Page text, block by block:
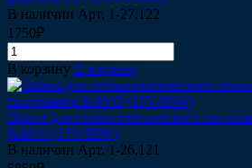
В наличии Арт. 1-27,122
1750₽
В корзину В корзине
Лампа для стоматологического
KAVO (17V/95W)
В наличии Арт. 1-26,121